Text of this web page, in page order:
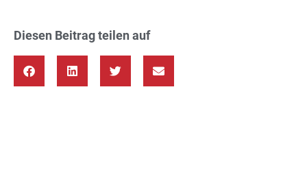
Diesen Beitrag teilen auf